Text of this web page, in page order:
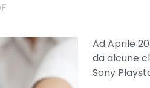
Ad Aprile
da alcune
Sony